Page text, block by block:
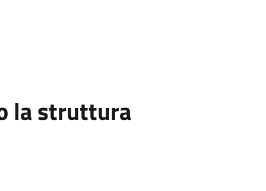
la struttura